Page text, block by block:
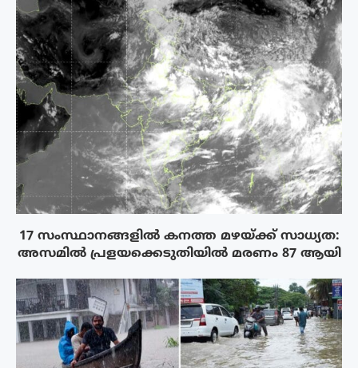
17 സംസ്ഥാനങ്ങളിൽ കനത്ത മഴയ്ക്ക് സാധ്യത:
അസമിൽ പ്രളയക്കെടുതിയിൽ മരണം 87 ആയി